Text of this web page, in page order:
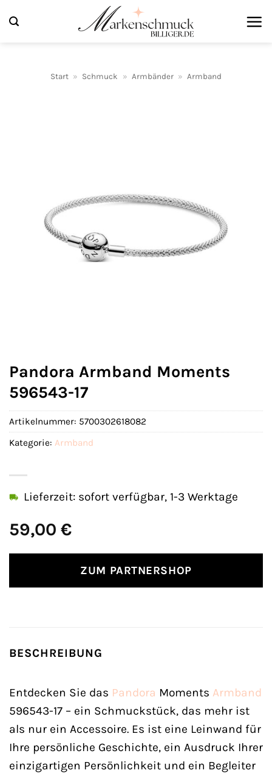
Inhalt
Start » Schmuck » Armbänder » Armband
Pandora Armband Moments
596543-17
59,00 €
Lieferzeit: sofort verfügbar, 1-3 Werktage
ZUM PARTNERSHOP
Artikelnummer: 5700302618082
Kategorie: Armband
BESCHREIBUNG
Entdecken Sie das Pandora Moments Armband
596543-17 – ein Schmuckstück, das mehr ist
als nur ein Accessoire. Es ist eine Leinwand für
Ihre persönliche Geschichte, ein Ausdruck Ihrer
einzigartigen Persönlichkeit und ein Begleiter